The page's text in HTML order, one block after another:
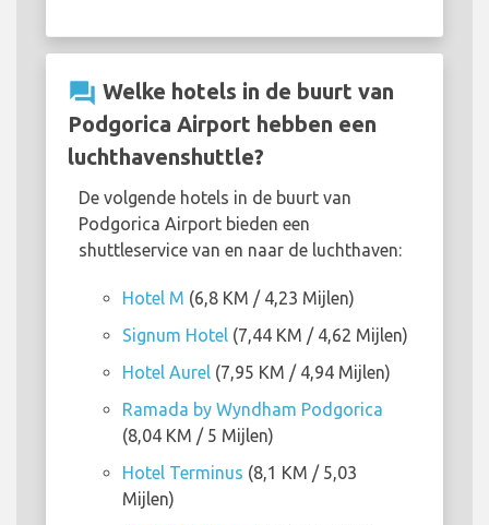
question_answer Welke hotels in de buurt van
Podgorica Airport hebben een
luchthavenshuttle?
De volgende hotels in de buurt van
Podgorica Airport bieden een
shuttleservice van en naar de luchthaven:
Hotel M (6,8 KM / 4,23 Mijlen)
Signum Hotel (7,44 KM / 4,62 Mijlen)
Hotel Aurel (7,95 KM / 4,94 Mijlen)
Ramada by Wyndham Podgorica
(8,04 KM / 5 Mijlen)
Hotel Terminus (8,1 KM / 5,03
Mijlen)